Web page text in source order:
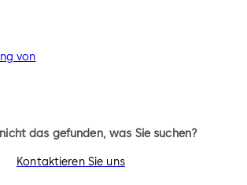
von
das gefunden, was Sie suchen?
Kontaktieren Sie uns